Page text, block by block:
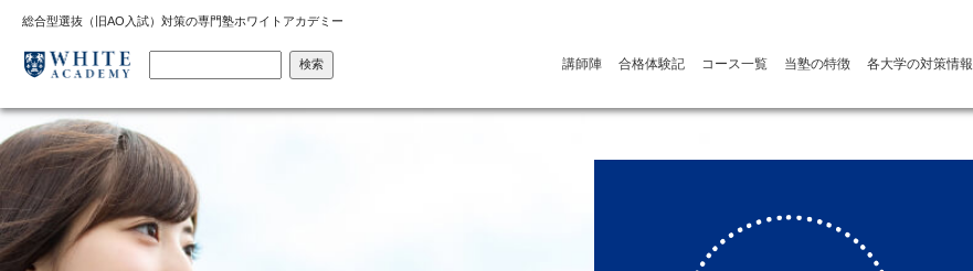
総合型選抜（旧AO入試）対策の専門塾ホワイトアカデミー
検索 講師陣 合格体験記 コース一覧 当塾の特徴 各大学の対策情報